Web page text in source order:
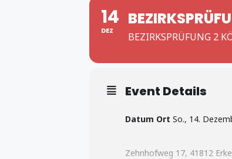
14
DEZ BEZIRKSPRÜFUNG 2
Event Details
Datum Ort So., 14.
Zehnhofweg 17, 41812